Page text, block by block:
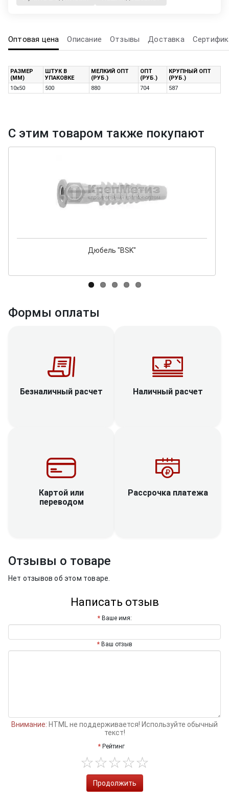
Оптовая цена Описание Отзывы Доставка
РАЗМЕР
(ММ)
ШТУК В
УПАКОВКЕ
МЕЛКИЙ ОПТ
(РУБ.)
ОПТ
(РУБ.)
КРУПНЫЙ ОПТ
(РУБ.)
10х50
500 880 704 587
С этим товаром также покупают
Дюбель "BSK"
Формы оплаты
Безналичный расчет Наличный расчет
Картой или
переводом
Рассрочка платежа
Отзывы о товаре
Нет отзывов об этом товаре.
Написать отзыв
Ваше имя:
Ваш отзыв
Внимание: HTML не поддерживается! Используйте обычный
текст!
Рейтинг
Продолжить